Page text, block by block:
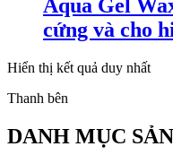
Aqua Gel
cứng và cho
Hiển thị kết quả duy nhất
Thanh bên
DANH MỤC